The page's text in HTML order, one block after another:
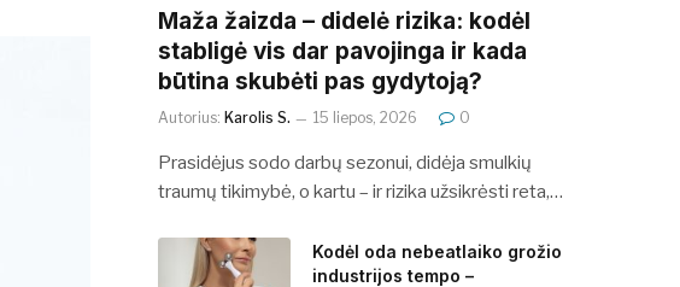
​​Maža žaizda – didelė rizika: kodėl
stabligė vis dar pavojinga ir kada
būtina skubėti pas gydytoją?
Autorius: Karolis S. 15 liepos, 2026 0
Prasidėjus sodo darbų sezonui, didėja smulkių
traumų tikimybė, o kartu – ir rizika užsikrėsti reta,…
Kodėl oda nebeatlaiko grožio
industrijos tempo –